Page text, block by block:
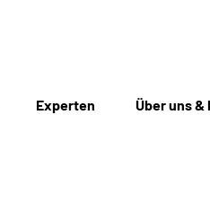
Experten Über uns &